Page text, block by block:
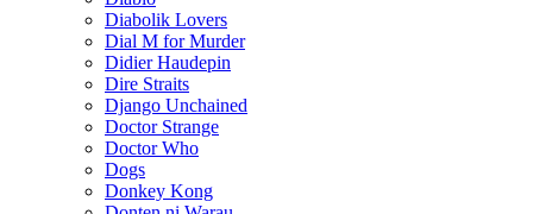
Diabolik Lovers
Dial M for Murder
Didier Haudepin
Dire Straits
Django Unchained
Doctor Strange
Doctor Who
Dogs
Donkey Kong